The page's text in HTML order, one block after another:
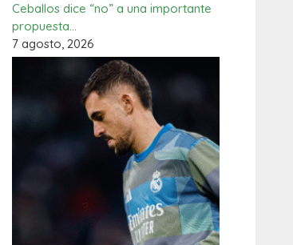
Ceballos dice “no” a una importante
propuesta…
7 agosto, 2026